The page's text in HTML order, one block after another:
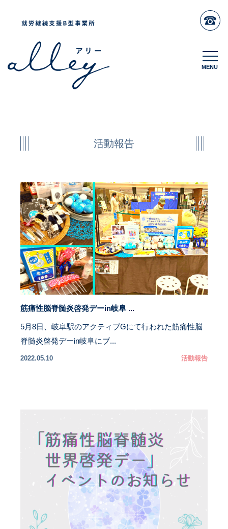
MENU
MENU
活動報告
筋痛性脳脊髄炎啓発デーin岐阜 ...
5月8日、岐阜駅のアクティブGにて行われた筋痛性脳
脊髄炎啓発デーin岐阜にブ...
2022.05.10 活動報告